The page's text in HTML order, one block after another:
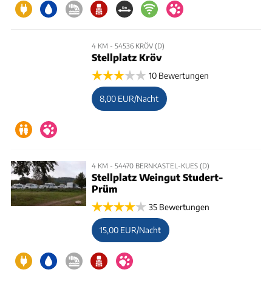
4 KM - 54536 KRÖV (D)
Stellplatz Kröv
10 Bewertungen
8,00 EUR/Nacht
4 KM - 54470 BERNKASTEL-KUES (D)
Stellplatz Weingut Studert-
Prüm
35 Bewertungen
15,00 EUR/Nacht